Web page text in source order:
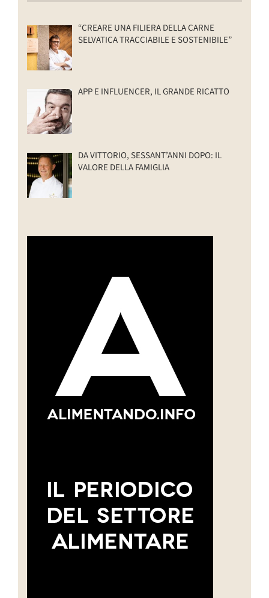
“CREARE UNA FILIERA DELLA CARNE
SELVATICA TRACCIABILE E SOSTENIBILE”
APP E INFLUENCER, IL GRANDE RICATTO
DA VITTORIO, SESSANT’ANNI DOPO: IL
VALORE DELLA FAMIGLIA